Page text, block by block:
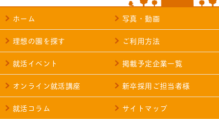
ホーム
理想の園を探す
就活イベント
オンライン就活講座
就活コラム
写真・動画
ご利用方法
掲載予定企業一覧
新卒採用ご担当者様
サイトマップ